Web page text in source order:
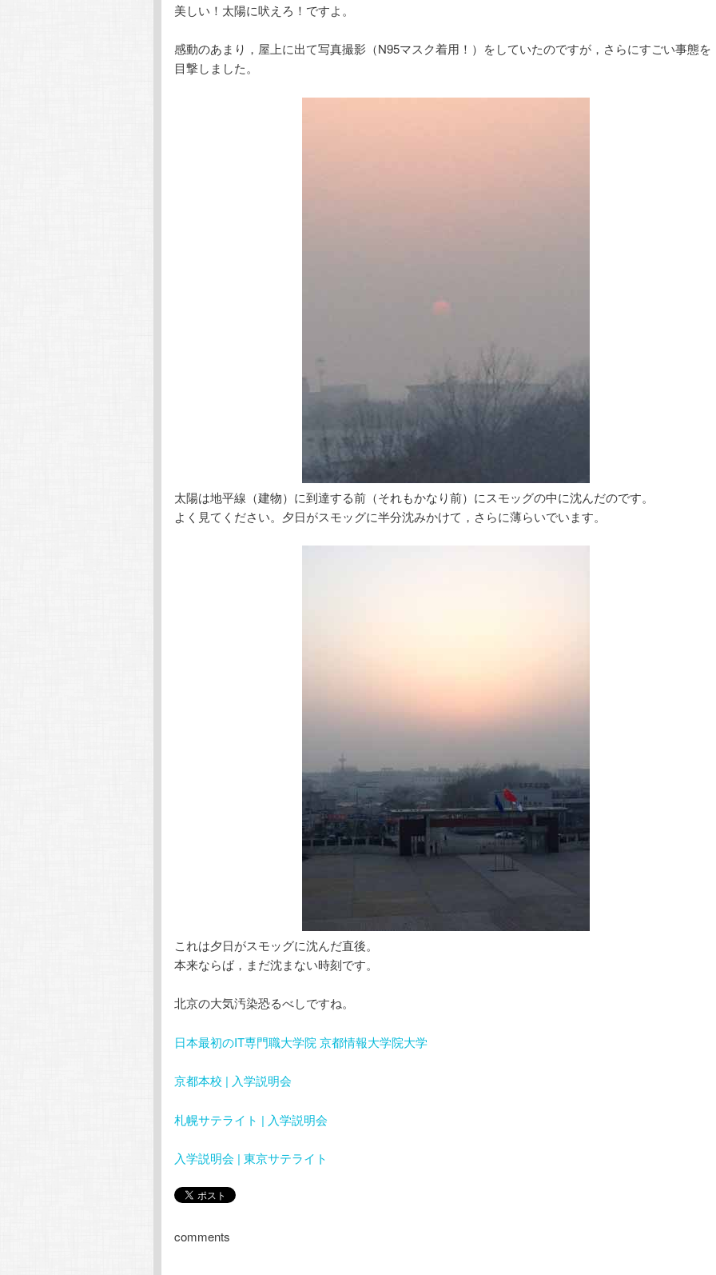
美しい！太陽に吠えろ！ですよ。
感動のあまり，屋上に出て写真撮影（N95マスク着用！）をしていたのですが，さらにすごい事態を
目撃しました。
太陽は地平線（建物）に到達する前（それもかなり前）にスモッグの中に沈んだのです。
よく見てください。夕日がスモッグに半分沈みかけて，さらに薄らいでいます。
これは夕日がスモッグに沈んだ直後。
本来ならば，まだ沈まない時刻です。
北京の大気汚染恐るべしですね。
日本最初のIT専門職大学院 京都情報大学院大学
京都本校 | 入学説明会
札幌サテライト | 入学説明会
入学説明会 | 東京サテライト
comments